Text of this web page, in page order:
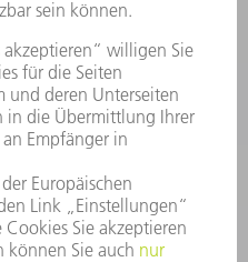
Service App Mo - Fr:
07:00 - 12:00 Uhr
Lasertechnik
37444
- 18:00 Uhr
07:30 - 17:30 Uhr